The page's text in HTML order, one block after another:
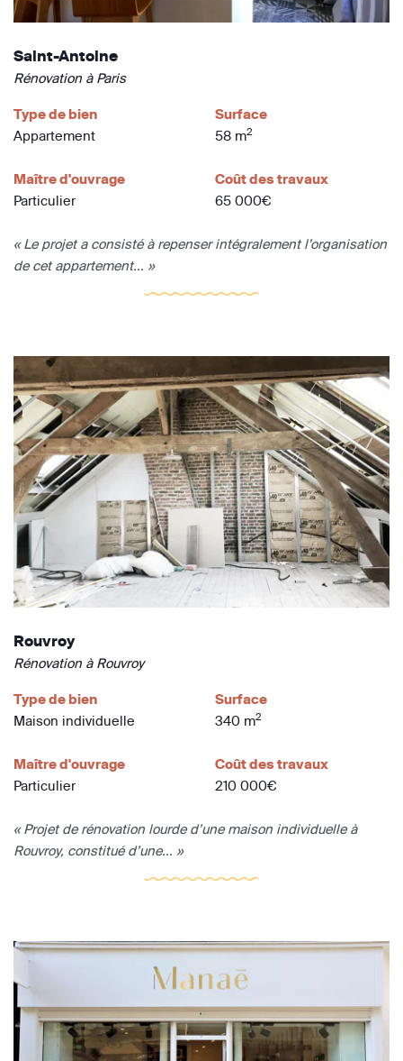
Saint-Antoine
Rénovation à Paris
Type de bien
Appartement
Surface
58 m2
Maître d'ouvrage
Particulier
Coût des travaux
65 000€
« Le projet a consisté à repenser intégralement l’organisation
de cet appartement... »
Rouvroy
Rénovation à Rouvroy
Type de bien
Maison individuelle
Surface
340 m2
Maître d'ouvrage
Particulier
Coût des travaux
210 000€
« Projet de rénovation lourde d’une maison individuelle à
Rouvroy, constitué d’une... »